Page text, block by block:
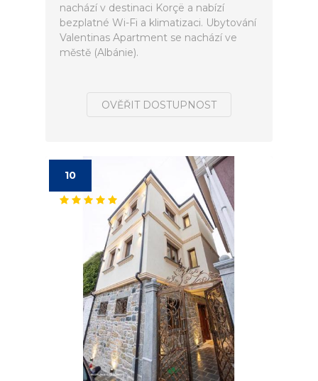
nachází v destinaci Korçë a nabízí
bezplatné Wi-Fi a klimatizaci. Ubytování
Valentinas Apartment se nachází ve
městě (Albánie).
OVĚŘIT DOSTUPNOST
10